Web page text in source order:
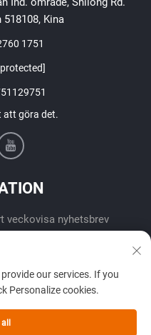
518108, Kina
1751
att göra det.
veckovisa nyhetsbrev
our services. If you
Personalize cookies.